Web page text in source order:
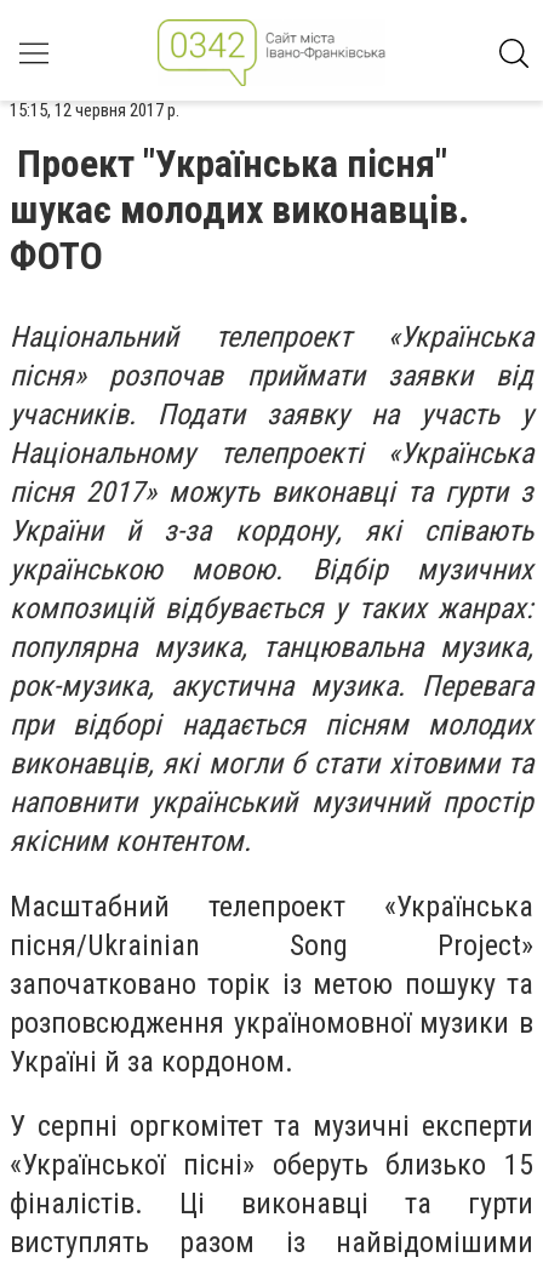
15:15, 12 червня 2017 р.
Проект "Українська пісня"
шукає молодих виконавців.
ФОТО
Національний телепроект «Українська
пісня» розпочав приймати заявки від
учасників. Подати заявку на участь у
Національному телепроекті «Українська
пісня 2017» можуть виконавці та гурти з
України й з-за кордону, які співають
українською мовою. Відбір музичних
композицій відбувається у таких жанрах:
популярна музика, танцювальна музика,
рок-музика, акустична музика. Перевага
при відборі надається пісням молодих
виконавців, які могли б стати хітовими та
наповнити український музичний простір
якісним контентом.
Масштабний телепроект «Українська
пісня/Ukrainian Song Project»
започатковано торік із метою пошуку та
розповсюдження україномовної музики в
Україні й за кордоном.
У серпні оргкомітет та музичні експерти
«Української пісні» оберуть близько 15
фіналістів. Ці виконавці та гурти
виступлять разом із найвідомішими